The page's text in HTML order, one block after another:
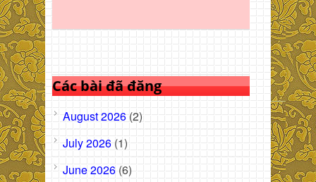
Các bài đã đăng
August 2026 (2)
July 2026 (1)
June 2026 (6)